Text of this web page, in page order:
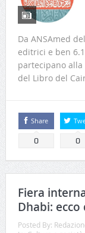
Da ANSAmed
editrici e ben
partecipano
del Libro del
Share
0 0
Fiera
Dhabi: ecco
Posted By: